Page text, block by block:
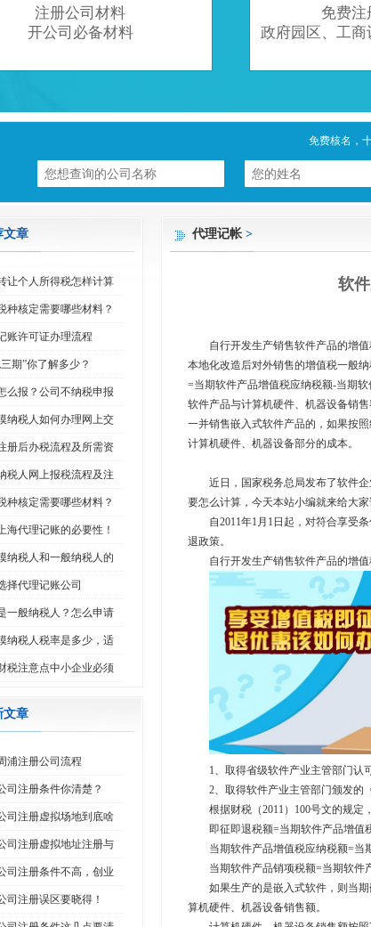
注册公司材料
开公司必备材料
免费注
政府园区、工
免费核名，
代理记帐>
软
自行开发生产销售软件产品的增
本地化改造后对外销售的增值税一般
=当期软件产品增值税应纳税额-当期
软件产品与计算机硬件、机器设备销
一并销售嵌入式软件产品的，如果按
计算机硬件、机器设备部分的成本。
近日，国家税务总局发布了软件企
要怎么计算，今天本站小编就来给大家
自2011年1月1日起，对符合享受条
退政策。
自行开发生产销售软件产品的增值
1、取得省级软件产业主管部门认可
2、取得软件产业主管部门颁发的《
根据财税（2011）100号文的规定
即征即退税额=当期软件产品增值
当期软件产品增值税应纳税额=当
当期软件产品销项税额=当期软件
如果生产的是嵌入式软件，则当期
算机硬件、机器设备销售额。
文章
让个人所得税怎样计算
种核定需要哪些材料？
账许可证办理流程
期”你了解多少？
么报？公司不纳税申报
纳税人如何办理网上交
册后办税流程及所需资
税人网上报税流程及注
种核定需要哪些材料？
海代理记账的必要性！
纳税人和一般纳税人的
择代理记账公司
一般纳税人？怎么申请
纳税人税率是多少，适
税注意点中小企业必须
文章
浦注册公司流程
司注册条件你清楚？
司注册虚拟场地到底啥
司注册虚拟地址注册与
司注册条件不高，创业
司注册误区要晓得！